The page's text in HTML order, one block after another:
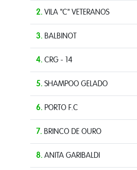
2. VILA "C" VETERANOS
3. BALBINOT
4. CRG - 14
5. SHAMPOO GELADO
6. PORTO F.C
7. BRINCO DE OURO
8. ANITA GARIBALDI